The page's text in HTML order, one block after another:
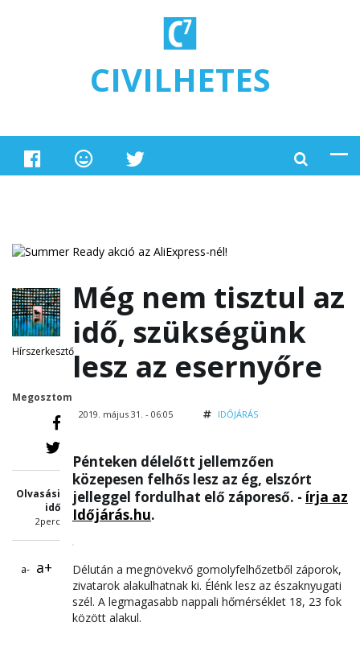
CIVILHETES
Hírszerkesztő
Megosztom
Olvasási
idő
2perc
a- a+
Még nem tisztul az
idő, szükségünk
lesz az esernyőre
2019. május 31. - 06:05 IDŐJÁRÁS
Pénteken délelőtt jellemzően
közepesen felhős lesz az ég, elszórt
jelleggel fordulhat elő záporeső. - írja az
Időjárás.hu.
Délután a megnövekvő gomolyfelhőzetből záporok,
zivatarok alakulhatnak ki. Élénk lesz az északnyugati
szél. A legmagasabb nappali hőmérséklet 18, 23 fok
között alakul.